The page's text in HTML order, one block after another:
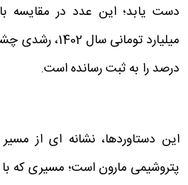
درصد را به ثبت رسانده است.
این دستاوردها، نشانه ای از
پتروشیمی مارون است؛ مسیری که